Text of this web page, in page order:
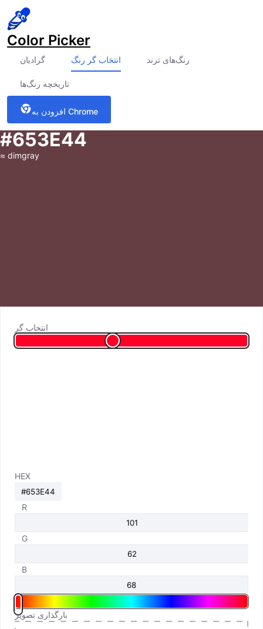
Color Picker
گرادیان انتخاب گر رنگ رنگ‌های ترند
تاریخچه رنگ‌ها
افزودن به Chrome
#653E44
≈ dimgray
انتخاب گر
HEX
R
G
B
بارگذاری تصویر